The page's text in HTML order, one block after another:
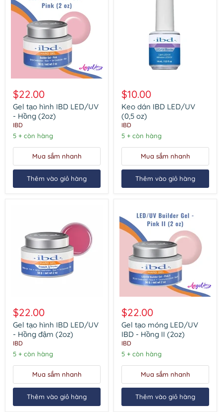
tạo
hình
IBD
LED/UV
Hồng
(2oz)
$22.00
Gel tạo hình IBD LED/UV
- Hồng (2oz)
IBD
5 + còn hàng
Mua sắm nhanh
Thêm vào giỏ hàng
dán
IBD
LED/UV
(0,5
oz)
$10.00
Keo dán IBD LED/UV
(0,5 oz)
IBD
5 + còn hàng
Mua sắm nhanh
Thêm vào giỏ hàng
tạo
hình
IBD
LED/UV
Hồng
đậm
(2oz)
$22.00
Gel tạo hình IBD LED/UV
- Hồng đậm (2oz)
IBD
5 + còn hàng
Mua sắm nhanh
Thêm vào giỏ hàng
tạo
móng
LED/UV
IBD
Hồng
II
(2oz)
$22.00
Gel tạo móng LED/UV
IBD - Hồng II (2oz)
IBD
5 + còn hàng
Mua sắm nhanh
Thêm vào giỏ hàng